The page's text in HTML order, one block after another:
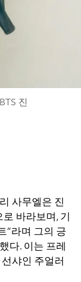
진
사무엘은 진
바라보며, 기
”라며 그의 긍
다. 이는 프레
샤인 주얼러